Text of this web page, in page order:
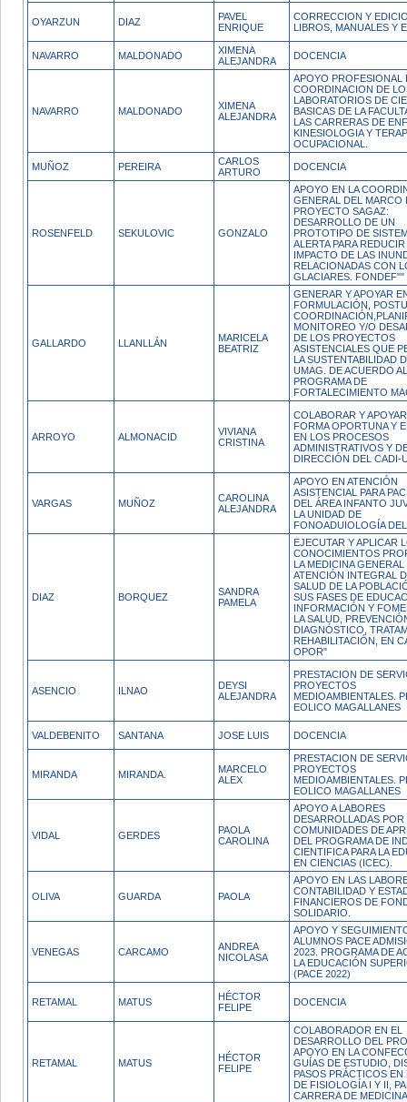
OYARZUN DIAZ
PAVEL
ENRIQUE
CORRECCION Y
LIBROS, MANUALES Y
NAVARRO MALDONADO
XIMENA
ALEJANDRA
DOCENCIA
NAVARRO MALDONADO
XIMENA
ALEJANDRA
APOYO PROFESIONAL
COORDINACION DE
LABORATORIOS DE
BASICAS DE LA
LAS CARRERAS DE
KINESIOLOGIA Y
OCUPACIONAL.
MUÑOZ PEREIRA
CARLOS
ARTURO
DOCENCIA
ROSENFELD SEKULOVIC GONZALO
APOYO EN LA
GENERAL DEL MARCO
PROYECTO SAGAZ:
DESARROLLO DE UN
PROTOTIPO DE
ALERTA PARA
IMPACTO DE LAS
RELACIONADAS CON
GLACIARES. FONDEF""
GALLARDO LLANLLÁN
MARICELA
BEATRIZ
GENERAR Y APOYAR
FORMULACIÓN,
MONITOREO Y/O
DE LOS PROYECTOS
ASISTENCIALES QUE
LA SUSTENTABILIDAD
UMAG. DE ACUERDO AL
PROGRAMA DE
FORTALECIMIENTO
ARROYO ALMONACID
VIVIANA
CRISTINA
COLABORAR Y
FORMA OPORTUNA Y
EN LOS PROCESOS
ADMINISTRATIVOS Y
DIRECCIÓN DEL CADI-
VARGAS MUÑOZ
CAROLINA
ALEJANDRA
APOYO EN ATENCIÓN
ASISTENCIAL PARA
DEL ÁREA INFANTO
LA UNIDAD DE
FONOADUIOLOGÍA
DIAZ BORQUEZ
SANDRA
PAMELA
EJECUTAR Y APLICAR
CONOCIMIENTOS
LA MEDICINA GENERAL
ATENCIÓN INTEGRAL
SALUD DE LA
SUS FASES DE
INFORMACIÓN Y
LA SALUD,
DIAGNÓSTICO,
REHABILITACIÓN, EN
OPOR"
ASENCIO ILNAO
DEYSI
ALEJANDRA
PRESTACION DE
PROYECTOS
MEDIOAMBIENTALES.
EOLICO MAGALLANES
VALDEBENITO SANTANA JOSE LUIS DOCENCIA
MIRANDA MIRANDA.
MARCELO
ALEX
PRESTACION DE
PROYECTOS
MEDIOAMBIENTALES.
EOLICO MAGALLANES
VIDAL GERDES
PAOLA
CAROLINA
APOYO A LABORES
DESARROLLADAS POR
COMUNIDADES DE
DEL PROGRAMA DE
CIENTIFICA PARA LA
EN CIENCIAS (ICEC).
OLIVA GUARDA PAOLA
APOYO EN LAS
CONTABILIDAD Y
FINANCIEROS DE
SOLIDARIO.
VENEGAS CARCAMO
ANDREA
NICOLASA
APOYO Y
ALUMNOS PACE
2023. PROGRAMA DE
LA EDUCACIÓN
(PACE 2022)
RETAMAL MATUS
HÉCTOR
FELIPE
DOCENCIA
RETAMAL MATUS
HÉCTOR
FELIPE
COLABORADOR EN EL
DESARROLLO DEL
APOYO EN LA
GUÍAS DE ESTUDIO,
PASOS PRÁCTICOS EN
DE FISIOLOGÍA I Y II,
CARRERA DE MEDICINA